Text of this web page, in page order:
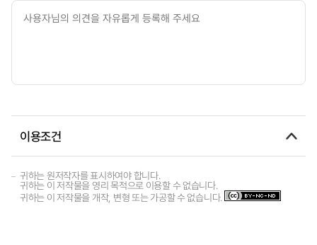
이용조건
귀하는 원저작자를 표시하여야 합니다.
귀하는 이 저작물을 영리 목적으로 이용할 수 없습니다.
귀하는 이 저작물을 개작, 변형 또는 가공할 수 없습니다.